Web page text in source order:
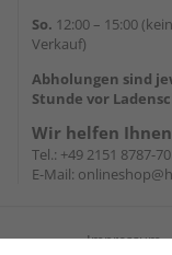
So. 12:00 – 15:00
Verkauf)
Abholungen sind
Stunde vor
Wir helfen
Tel.: +49 2151 8787-70
E-Mail:
Impressum